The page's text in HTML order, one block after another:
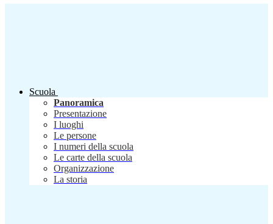
Scuola
Panoramica
Presentazione
I luoghi
Le persone
I numeri della scuola
Le carte della scuola
Organizzazione
La storia